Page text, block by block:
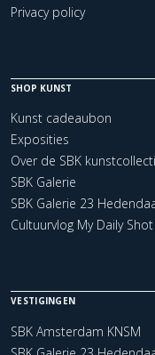
Privacy policy
SHOP KUNST
Kunst cadeaubon
Exposities
Over de SBK
SBK Galerie
SBK Galerie 23
Cultuurvlog My Daily
VESTIGINGEN
SBK Amsterdam KNSM